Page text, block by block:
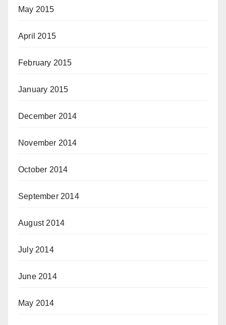
May 2015
April 2015
February 2015
January 2015
December 2014
November 2014
October 2014
September 2014
August 2014
July 2014
June 2014
May 2014